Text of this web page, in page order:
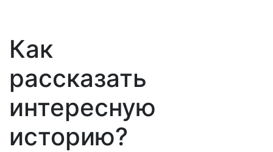
Как
рассказать
интересную
историю?